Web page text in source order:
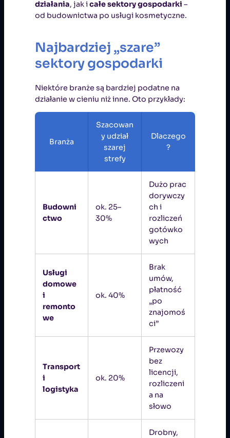
działania, jak i całe sektory gospodarki –
od budownictwa po usługi kosmetyczne.
Najbardziej „szare”
sektory gospodarki
Niektóre branże są bardziej podatne na
działanie w cieniu niż inne. Oto przykłady:
Branża
Szacowan
y udział
szarej
strefy
Dlaczego
?
Budowni
ctwo
ok. 25–
30%
Dużo prac
dorywczy
ch i
rozliczeń
gotówko
wych
Usługi
domowe
i
remonto
we
ok. 40%
Brak
umów,
płatność
„po
znajomoś
ci”
Transport
i
logistyka
ok. 20%
Przewozy
bez
licencji,
rozliczeni
a na
słowo
Drobny,